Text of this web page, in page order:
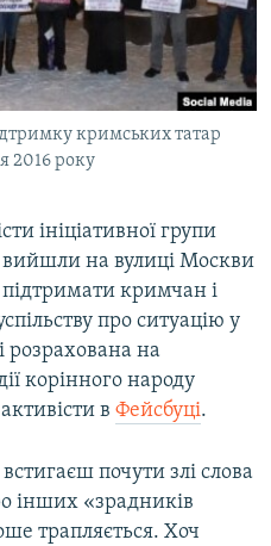
кримських татар
2016 року
ініціативної групи
вийшли на вулиці Москви
кримчан і
про ситуацію у
розрахована на
корінного народу
в Фейсбуці.
почути злі слова
інших «зрадників
трапляється. Хоч